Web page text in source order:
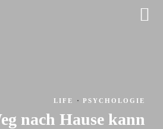
LIFE · PSYCHOLOGIE
nach Hause kann